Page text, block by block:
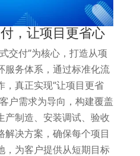
，让项目更省心
交付”为核心，打造从项
服务体系，通过标准化流
，真正实现”让项目更省
户需求为导向，构建覆盖
产制造、安装调试、验收
解决方案，确保每个项目
，为客户提供从短期目标